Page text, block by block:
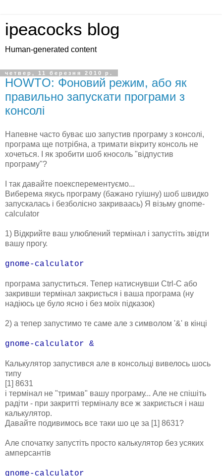
ipeacocks blog
Human-generated content
четвер, 11 березня 2010 р.
HOWTO: Фоновий режим, або як
правильно запускати програми з
консолі
Напевне часто буває шо запустив програму з консолі,
програма ще потрібна, а тримати вікриту консоль не
хочеться. І як зробити шоб кносоль "відпустив
програму"?
І так давайте поексперементуємо...
Виберема якусь програму (бажано гуішну) шоб швидко
запускалась і безболісно закриваась) Я візьму gnome-
calculator
1) Відкрийте ваш улюблений термінал і запустіть звідти
вашу прогу.
gnome-calculator
програма запуститься. Тепер натиснувши Ctrl-C або
закривши термінал закриється і ваша програма (ну
надіюсь це було ясно і без моїх підказок)
2) а тепер запустимо те саме але з символом '&' в кінці
gnome-calculator &
Калькулятор запустився але в консольці вивелось шось
типу
[1] 8631
і термінал не "тримав" вашу програму... Але не спішіть
радіти - при закритті терміналу все ж закриється і наш
калькулятор.
Давайте подивимось все таки шо це за [1] 8631?
Але спочатку запустіть просто калькулятор без усяких
амперсантів
gnome-calculator